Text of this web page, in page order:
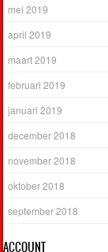
mei 2019
april 2019
maart 2019
februari 2019
januari 2019
december 2018
november 2018
oktober 2018
september 2018
ACCOUNT